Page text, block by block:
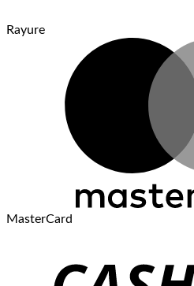
Rayure
MasterCard